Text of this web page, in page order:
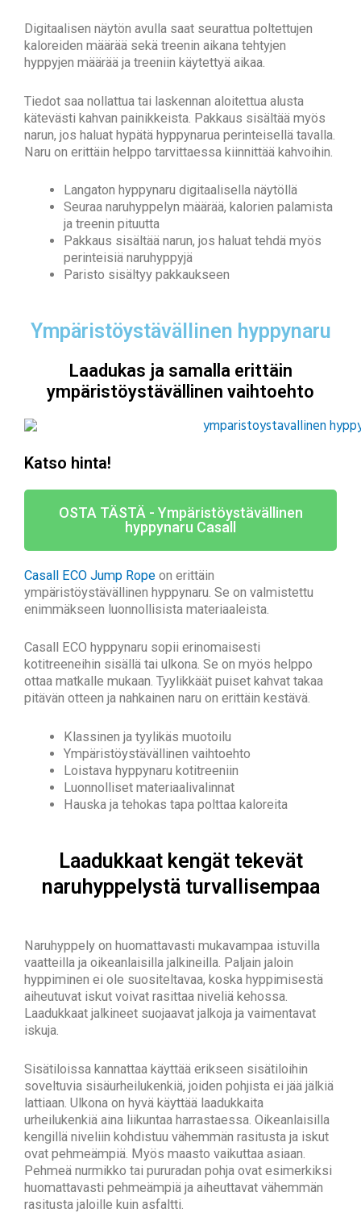
Digitaalisen näytön avulla saat seurattua poltettujen
kaloreiden määrää sekä treenin aikana tehtyjen
hyppyjen määrää ja treeniin käytettyä aikaa.
Tiedot saa nollattua tai laskennan aloitettua alusta
kätevästi kahvan painikkeista. Pakkaus sisältää myös
narun, jos haluat hypätä hyppynarua perinteisellä tavalla.
Naru on erittäin helppo tarvittaessa kiinnittää kahvoihin.
Langaton hyppynaru digitaalisella näytöllä
Seuraa naruhyppelyn määrää, kalorien palamista
ja treenin pituutta
Pakkaus sisältää narun, jos haluat tehdä myös
perinteisiä naruhyppyjä
Paristo sisältyy pakkaukseen
Ympäristöystävällinen hyppynaru
Laadukas ja samalla erittäin
ympäristöystävällinen vaihtoehto
Katso hinta!
OSTA TÄSTÄ - Ympäristöystävällinen
hyppynaru Casall
Casall ECO Jump Rope on erittäin
ympäristöystävällinen hyppynaru. Se on valmistettu
enimmäkseen luonnollisista materiaaleista.
Casall ECO hyppynaru sopii erinomaisesti
kotitreeneihin sisällä tai ulkona. Se on myös helppo
ottaa matkalle mukaan. Tyylikkäät puiset kahvat takaa
pitävän otteen ja nahkainen naru on erittäin kestävä.
Klassinen ja tyylikäs muotoilu
Ympäristöystävällinen vaihtoehto
Loistava hyppynaru kotitreeniin
Luonnolliset materiaalivalinnat
Hauska ja tehokas tapa polttaa kaloreita
Laadukkaat kengät tekevät
naruhyppelystä turvallisempaa
Naruhyppely on huomattavasti mukavampaa istuvilla
vaatteilla ja oikeanlaisilla jalkineilla. Paljain jaloin
hyppiminen ei ole suositeltavaa, koska hyppimisestä
aiheutuvat iskut voivat rasittaa niveliä kehossa.
Laadukkaat jalkineet suojaavat jalkoja ja vaimentavat
iskuja.
Sisätiloissa kannattaa käyttää erikseen sisätiloihin
soveltuvia sisäurheilukenkiä, joiden pohjista ei jää jälkiä
lattiaan. Ulkona on hyvä käyttää laadukkaita
urheilukenkiä aina liikuntaa harrastaessa. Oikeanlaisilla
kengillä niveliin kohdistuu vähemmän rasitusta ja iskut
ovat pehmeämpiä. Myös maasto vaikuttaa asiaan.
Pehmeä nurmikko tai pururadan pohja ovat esimerkiksi
huomattavasti pehmeämpiä ja aiheuttavat vähemmän
rasitusta jaloille kuin asfaltti.